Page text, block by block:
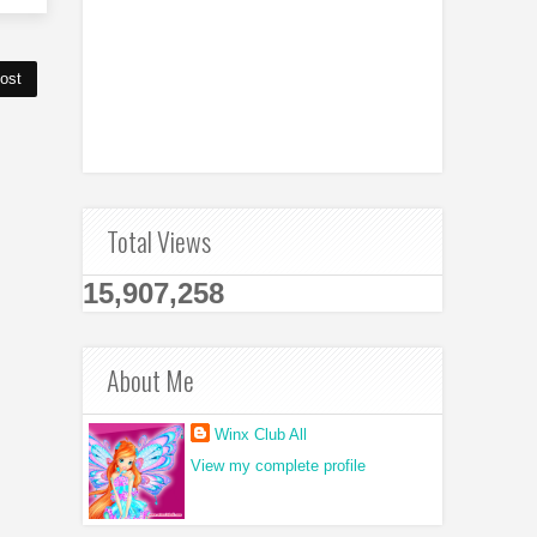
Total Views
15,907,258
About Me
Winx Club All
View my complete profile